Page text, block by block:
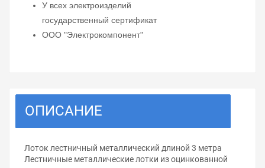
У всех электроизделий
государственный сертификат
ООО "Электрокомпонент"
ОПИСАНИЕ
Лоток лестничный металлический длиной 3 метра
Лестничные металлические лотки из оцинкованной